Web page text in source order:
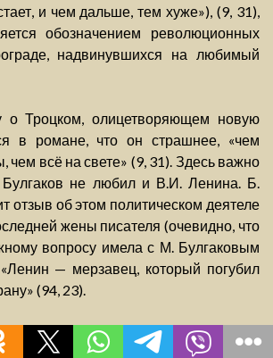
и чем дальше, тем хуже»), (9, 31),
обозначением революционных
надвинувшихся на любимый
о Троцком, олицетворяющем новую
в романе, что он страшнее, «чем
чем всё на свете» (9, 31). Здесь важно
Булгаков не любил и В.И. Ленина. Б.
отзыв об этом политическом деятеле
жены писателя (очевидно, что
вопросу имела с М. Булгаковым
— мерзавец, который погубил
(94, 23).
в эпиграфе из Пушкина, имеет в
конкретный смысл: она покрывает